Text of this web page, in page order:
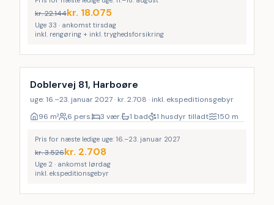
kr.22.144kr. 18.075
Uge 33 · ankomst tirsdag
inkl. rengøring + inkl. tryghedsforsikring
Doblervej 81, Harboøre
uge: 16.–23. januar 2027 · kr. 2.708 · inkl. ekspeditionsgebyr
96 m² 6 pers. 3 vær. 1 bad 1 husdyr tilladt 150 m
Pris for næste ledige uge: 16.–23. januar 2027
kr.3.526kr. 2.708
Uge 2 · ankomst lørdag
inkl. ekspeditionsgebyr
Inkl. rengøring